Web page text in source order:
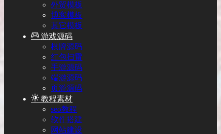
外贸模板
博客模板
其它模板
游戏源码
棋牌源码
红包扫雷
手游源码
端游源码
页游源码
教程素材
seo教程
软件搭建
网站建设